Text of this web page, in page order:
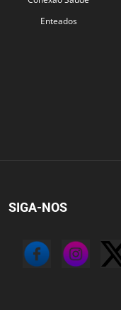
Enteados
SIGA-NOS